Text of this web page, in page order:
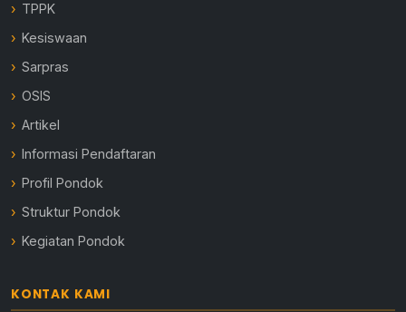
TPPK
Kesiswaan
Sarpras
OSIS
Artikel
Informasi Pendaftaran
Profil Pondok
Struktur Pondok
Kegiatan Pondok
KONTAK KAMI